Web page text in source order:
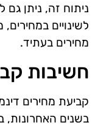
ניתוח זה, ניתן
לשינויים
מחירים בעתיד.
חשיבות
קביעת מחירים
בשנים האחרונות,